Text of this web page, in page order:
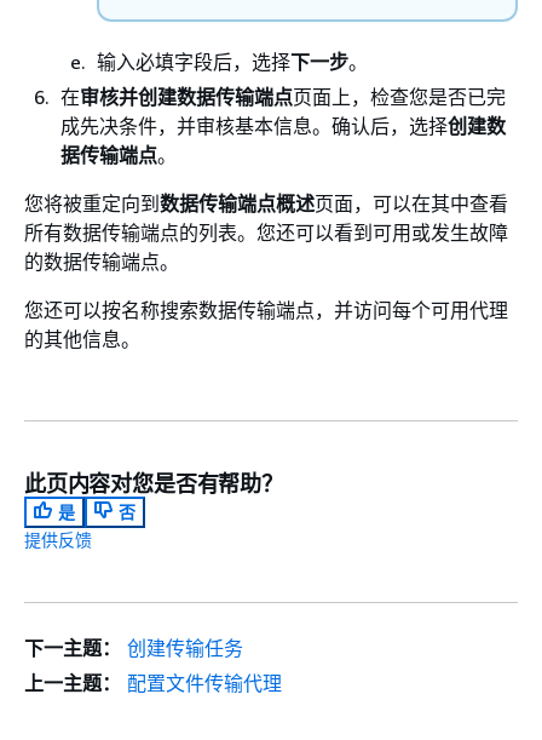
输入必填字段后，选择下一步。
在审核并创建数据传输端点页面上，检查您是否已完
成先决条件，并审核基本信息。确认后，选择创建数
据传输端点。
您将被重定向到数据传输端点概述页面，可以在其中查看
所有数据传输端点的列表。您还可以看到可用或发生故障
的数据传输端点。
您还可以按名称搜索数据传输端点，并访问每个可用代理
的其他信息。
此页内容对您是否有帮助？
是
否
提供反馈
下一主题：
创建传输任务
上一主题：
配置文件传输代理